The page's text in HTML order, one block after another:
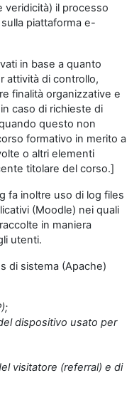
veridicità) il processo
piattaforma e-
in base a quanto
attività di controllo,
finalità organizzative e
caso di richieste di
questo non
formativo in merito a
o altri elementi
titolare del corso.]
fa inoltre uso di log files
(Moodle) nei quali
in maniera
utenti.
di sistema (Apache)
dispositivo usato per
visitatore (referral) e di